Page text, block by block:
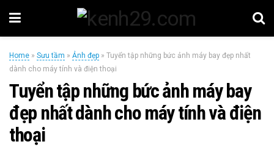
Home » Sưu tầm » Ảnh đẹp » Tuyển tập những bức ảnh máy bay đẹp nhất
dành cho máy tính và điện thoại
Tuyển tập những bức ảnh máy bay
đẹp nhất dành cho máy tính và điện
thoại